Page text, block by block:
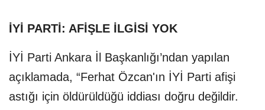
İYİ PARTİ: AFİŞLE İLGİSİ YOK
İYİ Parti Ankara İl Başkanlığı’ndan yapılan
açıklamada, “Ferhat Özcan'ın İYİ Parti afişi
astığı için öldürüldüğü iddiası doğru değildir.